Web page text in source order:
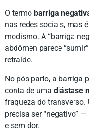
O termo barriga
nas redes sociais, mas
modismo. A “barriga
abdômen parece
retraído.
No pós-parto, a barriga
conta de uma diástase
fraqueza do
precisa ser “negativo”
e sem dor.